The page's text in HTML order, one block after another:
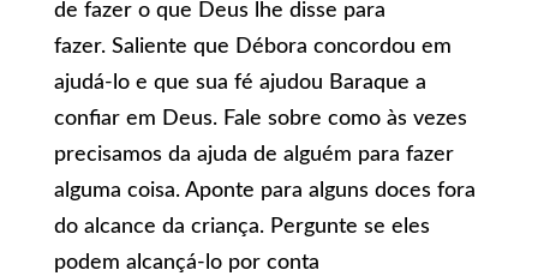
de fazer o que Deus lhe disse para
fazer. Saliente que Débora concordou em
ajudá-lo e que sua fé ajudou Baraque a
confiar em Deus. Fale sobre como às vezes
precisamos da ajuda de alguém para fazer
alguma coisa. Aponte para alguns doces fora
do alcance da criança. Pergunte se eles
podem alcançá-lo por conta